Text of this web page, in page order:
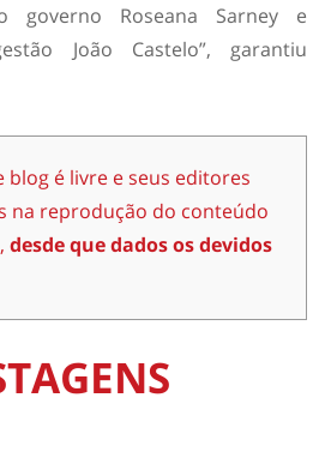
governo Roseana Sarney e
João Castelo”, garantiu
blog é livre e seus editores
na reprodução do conteúdo
desde que dados os devidos